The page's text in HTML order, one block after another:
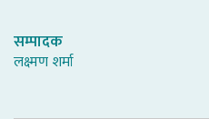
सम्पादक
लक्ष्मण शर्मा